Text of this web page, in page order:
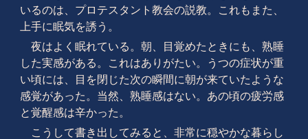
いるのは、プロテスタント教会の説教。これもまた、
上手に眠気を誘う。
夜はよく眠れている。朝、目覚めたときにも、熟睡
した実感がある。これはありがたい。うつの症状が重
い頃には、目を閉じた次の瞬間に朝が来ていたような
感覚があった。当然、熟睡感はない。あの頃の疲労感
と覚醒感は辛かった。
こうして書き出してみると、非常に穏やかな暮らし